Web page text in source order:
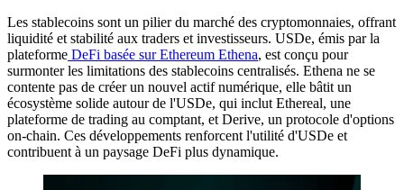
Les stablecoins sont un pilier du marché des cryptomonnaies, offrant
liquidité et stabilité aux traders et investisseurs. USDe, émis par la
plateforme DeFi basée sur Ethereum Ethena, est conçu pour
surmonter les limitations des stablecoins centralisés. Ethena ne se
contente pas de créer un nouvel actif numérique, elle bâtit un
écosystème solide autour de l'USDe, qui inclut Ethereal, une
plateforme de trading au comptant, et Derive, un protocole d'options
on-chain. Ces développements renforcent l'utilité d'USDe et
contribuent à un paysage DeFi plus dynamique.